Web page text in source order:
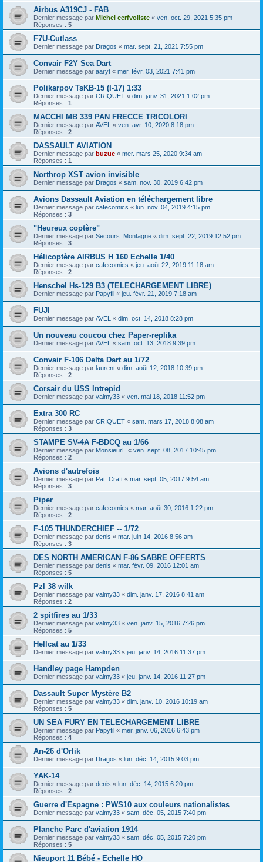
Airbus A319CJ - FAB
Dernier message par Michel cerfvoliste « ven. oct. 29, 2021 5:35 pm
Réponses : 5
F7U-Cutlass
Dernier message par Dragos « mar. sept. 21, 2021 7:55 pm
Convair F2Y Sea Dart
Dernier message par aaryt « mer. févr. 03, 2021 7:41 pm
Polikarpov TsKB-15 (I-17) 1:33
Dernier message par CRIQUET « dim. janv. 31, 2021 1:02 pm
Réponses : 1
MACCHI MB 339 PAN FRECCE TRICOLORI
Dernier message par AVEL « ven. avr. 10, 2020 8:18 pm
Réponses : 2
DASSAULT AVIATION
Dernier message par buzuc « mer. mars 25, 2020 9:34 am
Réponses : 1
Northrop XST avion invisible
Dernier message par Dragos « sam. nov. 30, 2019 6:42 pm
Avions Dassault Aviation en téléchargement libre
Dernier message par cafecomics « lun. nov. 04, 2019 4:15 pm
Réponses : 3
"Heureux coptère"
Dernier message par Secours_Montagne « dim. sept. 22, 2019 12:52 pm
Réponses : 3
Hélicoptère AIRBUS H 160 Echelle 1/40
Dernier message par cafecomics « jeu. août 22, 2019 11:18 am
Réponses : 2
Henschel Hs-129 B3 (TELECHARGEMENT LIBRE)
Dernier message par Papyfil « jeu. févr. 21, 2019 7:18 am
FUJI
Dernier message par AVEL « dim. oct. 14, 2018 8:28 pm
Un nouveau coucou chez Paper-replika
Dernier message par AVEL « sam. oct. 13, 2018 9:39 pm
Convair F-106 Delta Dart au 1/72
Dernier message par laurent « dim. août 12, 2018 10:39 pm
Réponses : 2
Corsair du USS Intrepid
Dernier message par valmy33 « ven. mai 18, 2018 11:52 pm
Extra 300 RC
Dernier message par CRIQUET « sam. mars 17, 2018 8:08 am
Réponses : 3
STAMPE SV-4A F-BDCQ au 1/66
Dernier message par MonsieurE « ven. sept. 08, 2017 10:45 pm
Réponses : 2
Avions d'autrefois
Dernier message par Pat_Craft « mar. sept. 05, 2017 9:54 am
Réponses : 3
Piper
Dernier message par cafecomics « mar. août 30, 2016 1:22 pm
Réponses : 2
F-105 THUNDERCHIEF -- 1/72
Dernier message par denis « mar. juin 14, 2016 8:56 am
Réponses : 3
DES NORTH AMERICAN F-86 SABRE OFFERTS
Dernier message par denis « mar. févr. 09, 2016 12:01 am
Réponses : 5
Pzl 38 wilk
Dernier message par valmy33 « dim. janv. 17, 2016 8:41 am
Réponses : 2
2 spitfires au 1/33
Dernier message par valmy33 « ven. janv. 15, 2016 7:26 pm
Réponses : 5
Hellcat au 1/33
Dernier message par valmy33 « jeu. janv. 14, 2016 11:37 pm
Handley page Hampden
Dernier message par valmy33 « jeu. janv. 14, 2016 11:27 pm
Dassault Super Mystère B2
Dernier message par valmy33 « dim. janv. 10, 2016 10:19 am
Réponses : 5
UN SEA FURY EN TELECHARGEMENT LIBRE
Dernier message par Papyfil « mer. janv. 06, 2016 6:43 pm
Réponses : 4
An-26 d'Orlik
Dernier message par Dragos « lun. déc. 14, 2015 9:03 pm
YAK-14
Dernier message par denis « lun. déc. 14, 2015 6:20 pm
Réponses : 2
Guerre d'Espagne : PWS10 aux couleurs nationalistes
Dernier message par valmy33 « sam. déc. 05, 2015 7:40 pm
Planche Parc d'aviation 1914
Dernier message par valmy33 « sam. déc. 05, 2015 7:20 pm
Réponses : 5
Nieuport 11 Bébé - Echelle HO